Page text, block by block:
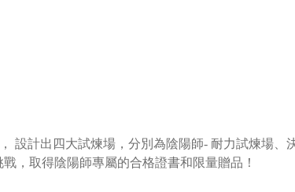
設計出四大試煉場，分別為陰陽師- 耐力試煉場、
，取得陰陽師專屬的合格證書和限量贈品！